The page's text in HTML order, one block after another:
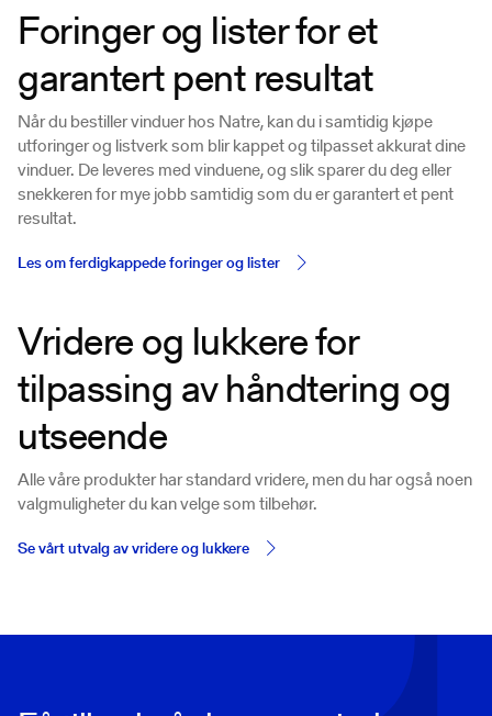
Foringer og lister for et
garantert pent resultat
Når du bestiller vinduer hos Natre, kan du i samtidig kjøpe
utforinger og listverk som blir kappet og tilpasset akkurat dine
vinduer. De leveres med vinduene, og slik sparer du deg eller
snekkeren for mye jobb samtidig som du er garantert et pent
resultat.
Les om ferdigkappede foringer og lister
Vridere og lukkere for
tilpassing av håndtering og
utseende
Alle våre produkter har standard vridere, men du har også noen
valgmuligheter du kan velge som tilbehør.
Se vårt utvalg av vridere og lukkere